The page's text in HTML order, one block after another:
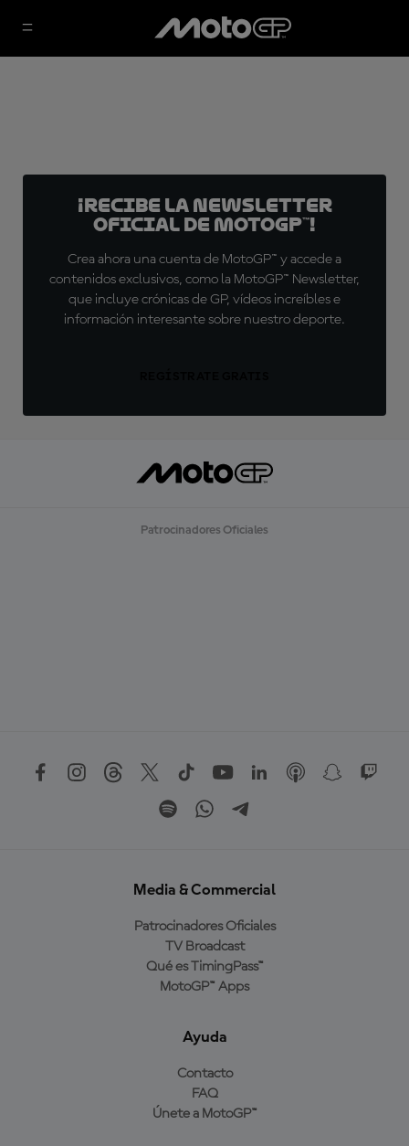
¡Recibe la Newsletter
oficial de MotoGP™!
Crea ahora una cuenta de MotoGP™ y accede a
contenidos exclusivos, como la MotoGP™ Newsletter,
que incluye crónicas de GP, vídeos increíbles e
información interesante sobre nuestro deporte.
Patrocinadores Oficiales
Media & Commercial
Patrocinadores Oficiales
TV Broadcast
Qué es TimingPass™
MotoGP™ Apps
Ayuda
Contacto
FAQ
Únete a MotoGP™